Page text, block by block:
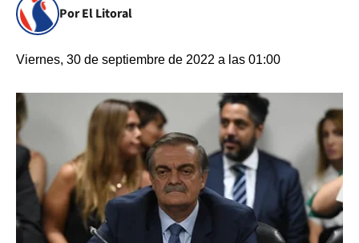
Por El Litoral
Viernes, 30 de septiembre de 2022 a las 01:00